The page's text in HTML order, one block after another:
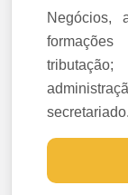
Negócios,